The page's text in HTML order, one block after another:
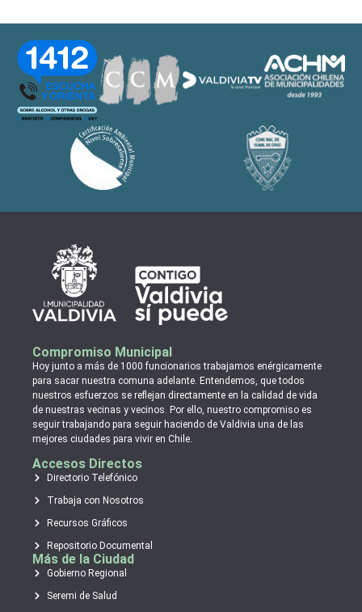
Compromiso Municipal
Hoy junto a más de 1000 funcionarios trabajamos enérgicamente
para sacar nuestra comuna adelante. Entendemos, que todos
nuestros esfuerzos se reflejan directamente en la calidad de vida
de nuestras vecinas y vecinos. Por ello, nuestro compromiso es
seguir trabajando para seguir haciendo de Valdivia una de las
mejores ciudades para vivir en Chile.
Accesos Directos
Directorio Telefónico
Trabaja con Nosotros
Recursos Gráficos
Repositorio Documental
Más de la Ciudad
Gobierno Regional
Seremi de Salud